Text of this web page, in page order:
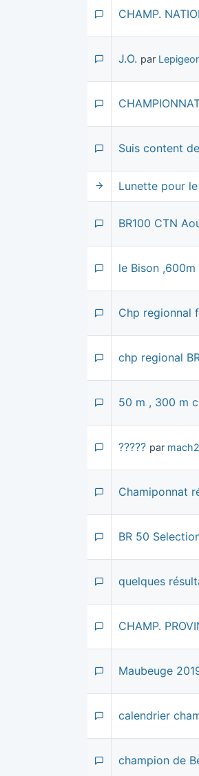
CHAMP.
J.O. par
Suis content
Lunette pour
BR100 CTN
le Bison
Chp regionnal
chp regional
50 m , 300 m
????? par mach2
Chamiponnat
BR 50
quelques
CHAMP.
Maubeuge
calendrier
champion de